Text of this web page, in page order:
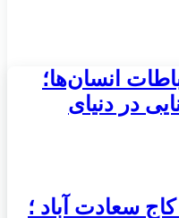
انسان‌ها؛
در دنیای
سعادت آباد ؛